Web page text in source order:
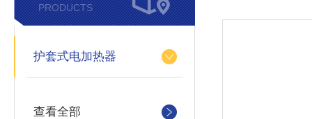
PRODUCTS
护套式电加热器
查看全部